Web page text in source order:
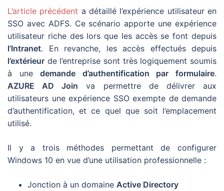
L’article précédent a détaillé l’expérience utilisateur en
SSO avec ADFS. Ce scénario apporte une expérience
utilisateur riche des lors que les accès se font depuis
l’Intranet. En revanche, les accès effectués depuis
l’extérieur de l’entreprise sont très logiquement soumis
à unedemande d’authentification par formulaire.
AZURE AD Join va permettre de délivrer aux
utilisateurs une expérience SSO exempte de demande
d’authentification, et ce quel que soit l’emplacement
utilisé.
Il y a trois méthodes permettant de configurer
Windows 10 en vue d’une utilisation professionnelle :
Jonction à un domaine Active Directory